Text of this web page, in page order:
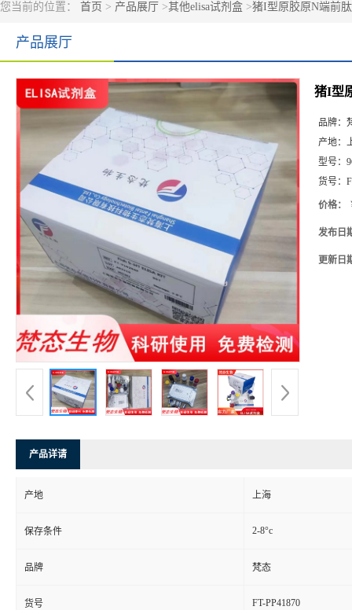
您当前的位置： 首页 > 产品展厅 >其他elisa试剂盒 >猪I型原胶原N端前
产品展厅
猪I型
品牌：
产地：
型号：
货号：
价格：
发布日
更新日
产品详请
产地 上海
保存条件 2-8°c
品牌 梵态
货号 FT-PP41870